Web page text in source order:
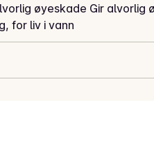
øyeskade Gir
for liv i vann